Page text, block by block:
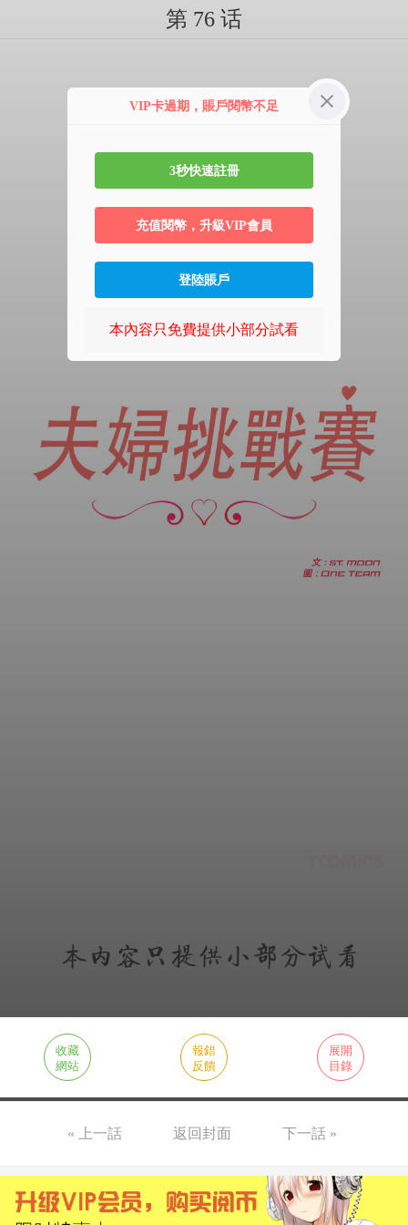
第 76 话
收藏
網站
報錯
反饋
展開
目錄
« 上一話 返回封面 下一話 »
VIP卡過期，賬戶閱幣不足
3秒快速註冊
充值閱幣，升級VIP會員
登陸賬戶
本內容只免費提供小部分試看